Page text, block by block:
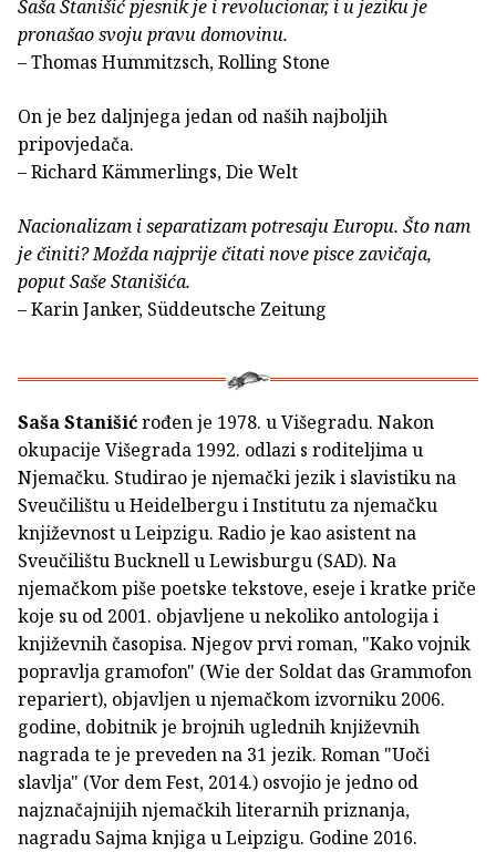
Saša Stanišić pjesnik je i revolucionar, i u jeziku je
pronašao svoju pravu domovinu.
– Thomas Hummitzsch, Rolling Stone
On je bez daljnjega jedan od naših najboljih
pripovjedača.
– Richard Kämmerlings, Die Welt
Nacionalizam i separatizam potresaju Europu. Što nam
je činiti? Možda najprije čitati nove pisce zavičaja,
poput Saše Stanišića.
– Karin Janker, Süddeutsche Zeitung
Saša Stanišićrođen je 1978. u Višegradu. Nakon
okupacije Višegrada 1992. odlazi s roditeljima u
Njemačku. Studirao je njemački jezik i slavistiku na
Sveučilištu u Heidelbergu i Institutu za njemačku
književnost u Leipzigu. Radio je kao asistent na
Sveučilištu Bucknell u Lewisburgu (SAD). Na
njemačkom piše poetske tekstove, eseje i kratke priče
koje su od 2001. objavljene u nekoliko antologija i
književnih časopisa. Njegov prvi roman, "Kako vojnik
popravlja gramofon" (Wie der Soldat das Grammofon
repariert), objavljen u njemačkom izvorniku 2006.
godine, dobitnik je brojnih uglednih književnih
nagrada te je preveden na 31 jezik. Roman "Uoči
slavlja" (Vor dem Fest, 2014.) osvojio je jedno od
najznačajnijih njemačkih literarnih priznanja,
nagradu Sajma knjiga u Leipzigu. Godine 2016.